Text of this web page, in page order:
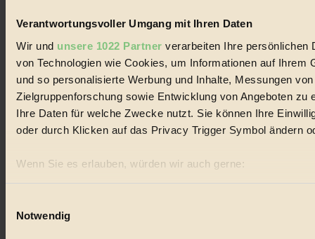
Verantwortungsvoller Umgang mit Ihren Daten
Wir und unsere 1022 Partner verarbeiten Ihre persönlichen
von Technologien wie Cookies, um Informationen auf Ihrem
und so personalisierte Werbung und Inhalte, Messungen
Zielgruppenforschung sowie Entwicklung von Angeboten zu
Ihre Daten für welche Zwecke nutzt. Sie können Ihre
oder durch Klicken auf das Privacy Trigger Symbol ändern
Wenn Sie es erlauben, würden wir auch gerne:
Informationen über Ihre geografische Lage
Ihr Gerät durch aktives Scannen nach bestimmten
Notwendig
Recycling